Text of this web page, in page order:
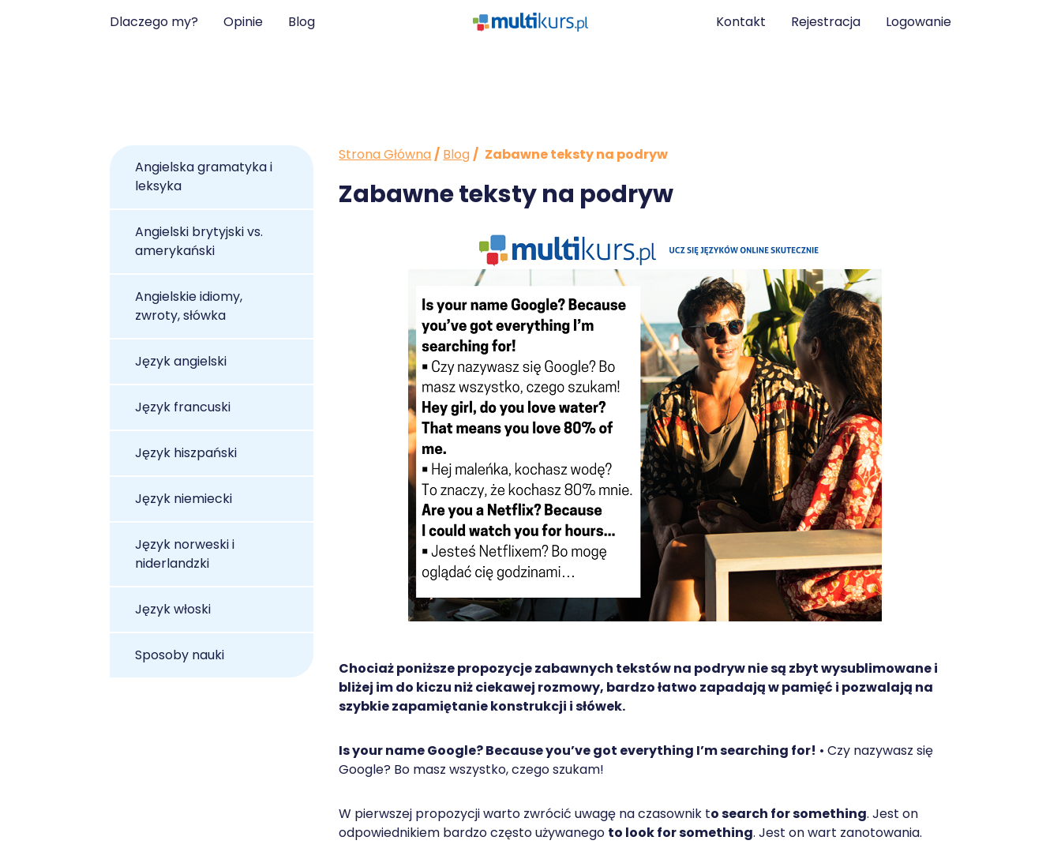
Dlaczego my? Opinie Blog Kontakt Rejestracja Logowanie
Angielska gramatyka i
leksyka
Angielski brytyjski vs.
amerykański
Angielskie idiomy,
zwroty, słówka
Język angielski
Język francuski
Język hiszpański
Język niemiecki
Język norweski i
niderlandzki
Język włoski
Sposoby nauki
Strona Główna/ Blog/ Zabawne teksty na podryw
Zabawne teksty na podryw
Chociaż poniższe propozycje zabawnych tekstów na podryw nie są zbyt wysublimowane i
bliżej im do kiczu niż ciekawej rozmowy, bardzo łatwo zapadają w pamięć i pozwalają na
szybkie zapamiętanie konstrukcji i słówek.
Is your name Google? Because you’ve got everything I’m searching for! • Czy nazywasz się
Google? Bo masz wszystko, czego szukam!
W pierwszej propozycji warto zwrócić uwagę na czasownik to search for something. Jest on
odpowiednikiem bardzo często używanego to look for something. Jest on wart zanotowania.